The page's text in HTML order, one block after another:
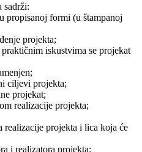
sadrži:
propisanoj formi (u štampanoj
projekta;
iskustvima se projekat
ciljevi projekta;
projekat;
realizacije projekta;
realizacije projekta i lica koja će
i realizatora projekta;